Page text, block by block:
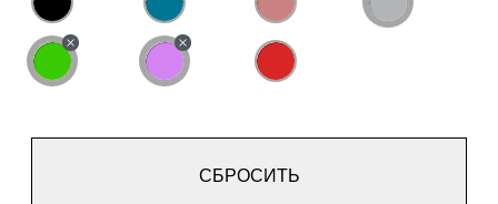
СБРОСИТЬ